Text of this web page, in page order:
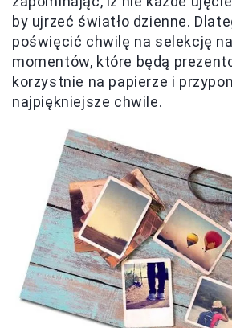
by ujrzeć światło dzienne.
poświęcić chwilę na selekcję
momentów, które będą
korzystnie na papierze i
najpiękniejsze chwile.